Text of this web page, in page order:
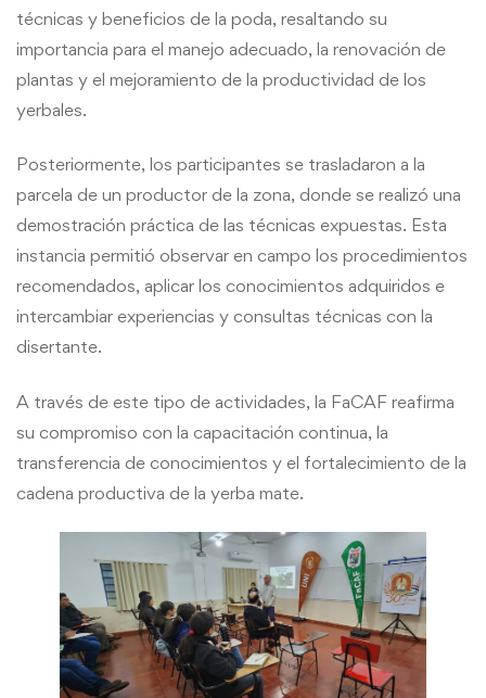
técnicas y beneficios de la poda, resaltando su
importancia para el manejo adecuado, la renovación de
plantas y el mejoramiento de la productividad de los
yerbales.
Posteriormente, los participantes se trasladaron a la
parcela de un productor de la zona, donde se realizó una
demostración práctica de las técnicas expuestas. Esta
instancia permitió observar en campo los procedimientos
recomendados, aplicar los conocimientos adquiridos e
intercambiar experiencias y consultas técnicas con la
disertante.
A través de este tipo de actividades, la FaCAF reafirma
su compromiso con la capacitación continua, la
transferencia de conocimientos y el fortalecimiento de la
cadena productiva de la yerba mate.